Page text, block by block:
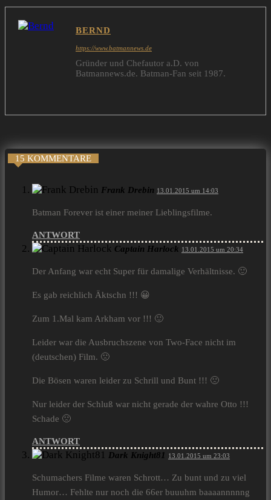
BERND
https://www.batmannews.de
Gründer und Chefautor a.D. von
Batmannews.de. Batman-Fan seit 1987.
15 KOMMENTARE
Frank Drebin 13.01.2015 um 14:03
Batman Forever ist einer meiner Lieblingsfilme.
ANTWORT
Captain Harlock 13.01.2015 um 20:34
Der Anfang war echt Super für damalige Verhältnisse. 🙂
Es gab reichlich Äktschn !!! 😀
Zum 1.Mal kam Arkham vor !!! 🙂
Leider war die Ausbruchszene von Two-Face nicht im
(deutschen) Film. 🙁
Die Bösen waren leider zu Schrill und Bunt !!! 🙁
Nur leider der Schluß war nicht gerade der wahre Otto !!!
Schade 🙁
ANTWORT
Dark Knight81 13.01.2015 um 23:03
Schumachers Filme waren Schrott… Zu bunt und zu viel
Humor… Fehlte nur noch die 66er buuuhm baaaannnnng